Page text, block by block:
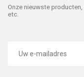
Onze nieuwste
etc.
mailadres